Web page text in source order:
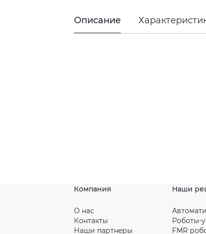
Описание
Компания
О нас
Контакты
Наши партнeры
Наши
Роботы-
FMR